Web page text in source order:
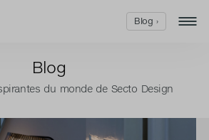
Blog
du monde de Secto Design
Blog ›